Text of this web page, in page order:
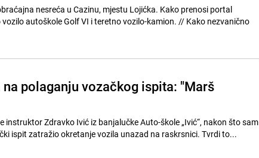
nesreća u Cazinu, mjestu Lojićka. Kako prenosi portal
Golf VI i teretno vozilo-kamion. // Kako nezvanično
polaganju vozačkog ispita: "Marš
instruktor Zdravko Ivić iz banjalučke Auto-škole „Ivić“, nakon što sam
ispit zatražio okretanje vozila unazad na raskrsnici. Tvrdi to...